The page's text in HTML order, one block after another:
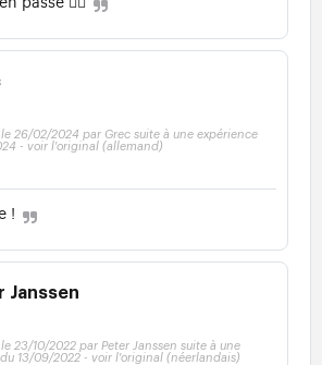
26/02/2024 par Grec suite à une expérience
- voir l'original (allemand)
!
Janssen
23/10/2022 par Peter Janssen suite à une
13/09/2022 - voir l'original (néerlandais)